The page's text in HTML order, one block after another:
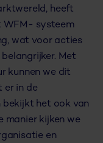
heeft
WFM- systeem
wat voor acties
Met
kunnen we dit
er in de
bekijkt het ook van
manier kijken we
en